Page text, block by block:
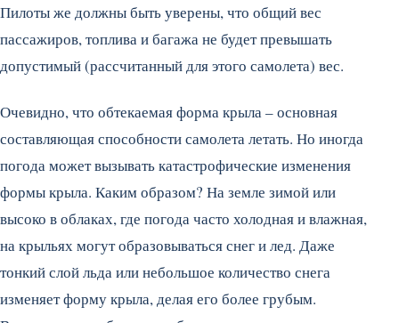
Пилоты же должны быть уверены, что общий вес
пассажиров, топлива и багажа не будет превышать
допустимый (рассчитанный для этого самолета) вес.
Очевидно, что обтекаемая форма крыла – основная
составляющая способности самолета летать. Но иногда
погода может вызывать катастрофические изменения
формы крыла. Каким образом? На земле зимой или
высоко в облаках, где погода часто холодная и влажная,
на крыльях могут образовываться снег и лед. Даже
тонкий слой льда или небольшое количество снега
изменяет форму крыла, делая его более грубым.